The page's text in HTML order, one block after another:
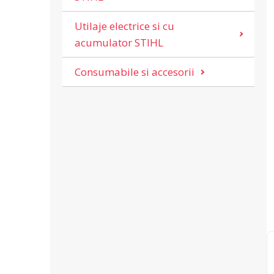
Utilaje electrice si cu
acumulator STIHL
Consumabile si accesorii